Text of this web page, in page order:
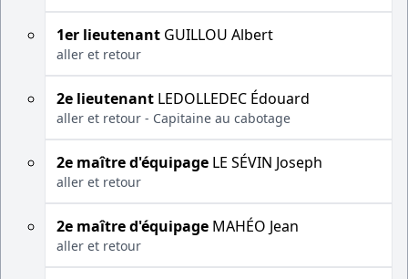
1er lieutenant GUILLOU Albert
aller et retour
2e lieutenant LEDOLLEDEC Édouard
aller et retour - Capitaine au cabotage
2e maître d'équipage LE SÉVIN Joseph
aller et retour
2e maître d'équipage MAHÉO Jean
aller et retour